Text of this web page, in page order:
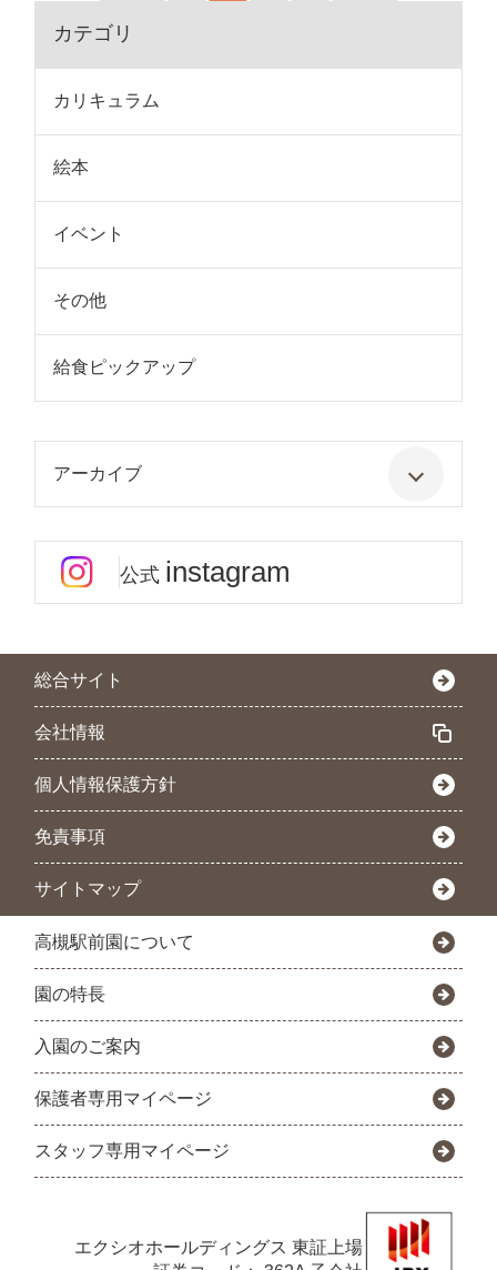
カテゴリ
カリキュラム
絵本
イベント
その他
給食ピックアップ
アーカイブ
公式 instagram
総合サイト
会社情報
個人情報保護方針
免責事項
サイトマップ
高槻駅前園について
園の特長
入園のご案内
保護者専用マイページ
スタッフ専用マイページ
エクシオホールディングス 東証上場